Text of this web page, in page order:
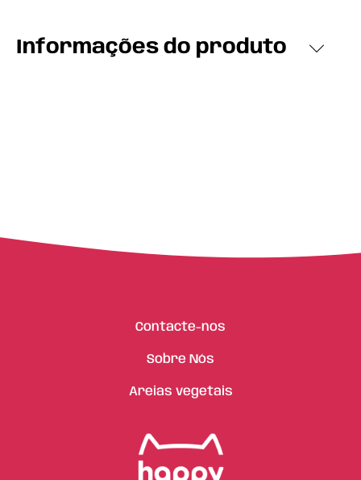
Informações do produto
Contacte-nos
Sobre Nós
Areias vegetais